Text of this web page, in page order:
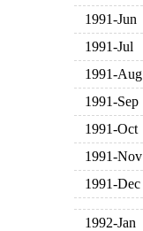
1991-Jun
1991-Jul
1991-Aug
1991-Sep
1991-Oct
1991-Nov
1991-Dec
1992-Jan